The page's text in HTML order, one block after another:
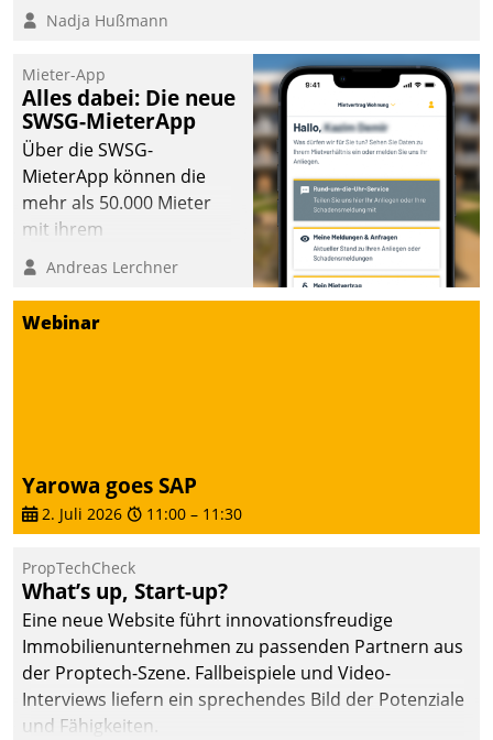
Nadja Hußmann
Mieter-App
Alles dabei: Die neue
SWSG-MieterApp
Über die SWSG-
MieterApp können die
mehr als 50.000 Mieter
mit ihrem
Wohnungsunternehmen
kommunizieren, auf dem
Laufenden bleiben, Daten
einsehen und ändern
Andreas Lerchner
Webinar
Yarowa goes SAP
2. Juli 2026 11:00 – 11:30
PropTechCheck
What’s up, Start-up?
Eine neue Website führt innovationsfreudige
Immobilienunternehmen zu passenden Partnern aus
der Proptech-Szene. Fallbeispiele und Video-
Interviews liefern ein sprechendes Bild der Potenziale
und Fähigkeiten.